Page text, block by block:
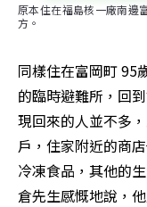
原本住在福島核一廠南邊
方。
同樣住在富岡町 95
的臨時避難所，回
現回來的人並不多
戶，住家附近的商
冷凍食品，其他的
倉先生感慨地說，